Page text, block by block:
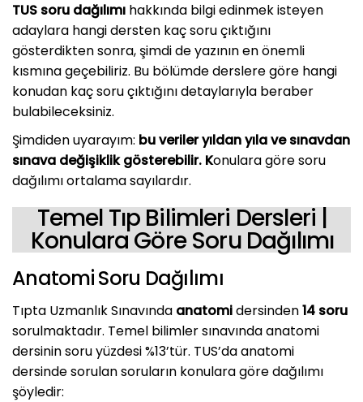
TUS soru dağılımı hakkında bilgi edinmek isteyen
adaylara hangi dersten kaç soru çıktığını
gösterdikten sonra, şimdi de yazının en önemli
kısmına geçebiliriz. Bu bölümde derslere göre hangi
konudan kaç soru çıktığını detaylarıyla beraber
bulabileceksiniz.
Şimdiden uyarayım: bu veriler yıldan yıla ve sınavdan
sınava değişiklik gösterebilir. Konulara göre soru
dağılımı ortalama sayılardır.
Temel Tıp Bilimleri Dersleri |
Konulara Göre Soru Dağılımı
Anatomi Soru Dağılımı
Tıpta Uzmanlık Sınavında anatomidersinden14 soru
sorulmaktadır. Temel bilimler sınavında anatomi
dersinin soru yüzdesi %13’tür. TUS’da anatomi
dersinde sorulan soruların konulara göre dağılımı
şöyledir: